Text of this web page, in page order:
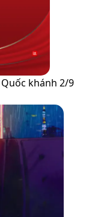
khánh 2/9